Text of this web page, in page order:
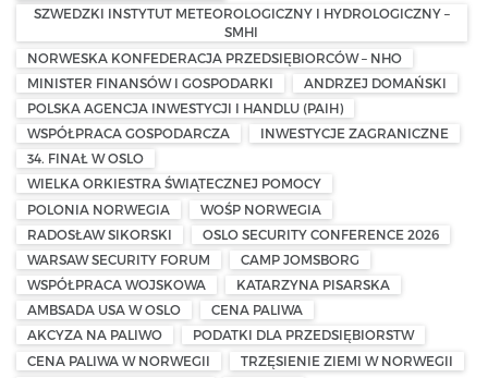
SZWEDZKI INSTYTUT METEOROLOGICZNY I HYDROLOGICZNY –
SMHI
NORWESKA KONFEDERACJA PRZEDSIĘBIORCÓW – NHO
MINISTER FINANSÓW I GOSPODARKI
ANDRZEJ DOMAŃSKI
POLSKA AGENCJA INWESTYCJI I HANDLU (PAIH)
WSPÓŁPRACA GOSPODARCZA
INWESTYCJE ZAGRANICZNE
34. FINAŁ W OSLO
WIELKA ORKIESTRA ŚWIĄTECZNEJ POMOCY
POLONIA NORWEGIA
WOŚP NORWEGIA
RADOSŁAW SIKORSKI
OSLO SECURITY CONFERENCE 2026
WARSAW SECURITY FORUM
CAMP JOMSBORG
WSPÓŁPRACA WOJSKOWA
KATARZYNA PISARSKA
AMBSADA USA W OSLO
CENA PALIWA
AKCYZA NA PALIWO
PODATKI DLA PRZEDSIĘBIORSTW
CENA PALIWA W NORWEGII
TRZĘSIENIE ZIEMI W NORWEGII